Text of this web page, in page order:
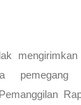
pemegang